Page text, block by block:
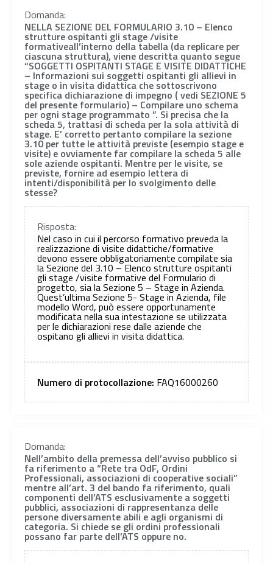
Domanda:
NELLA SEZIONE DEL FORMULARIO 3.10 – Elenco
strutture ospitanti gli stage /visite
formativeall’interno della tabella (da replicare per
ciascuna struttura), viene descritta quanto segue
“SOGGETTI OSPITANTI STAGE E VISITE DIDATTICHE
– Informazioni sui soggetti ospitanti gli allievi in
stage o in visita didattica che sottoscrivono
specifica dichiarazione di impegno ( vedi SEZIONE 5
del presente formulario) – Compilare uno schema
per ogni stage programmato ”. Si precisa che la
scheda 5, trattasi di scheda per la sola attività di
stage. E’ corretto pertanto compilare la sezione
3.10 per tutte le attività previste (esempio stage e
visite) e ovviamente far compilare la scheda 5 alle
sole aziende ospitanti. Mentre per le visite, se
previste, fornire ad esempio lettera di
intenti/disponibilità per lo svolgimento delle
stesse?
Risposta:
Nel caso in cui il percorso formativo preveda la
realizzazione di visite didattiche/formative
devono essere obbligatoriamente compilate sia
la Sezione del 3.10 – Elenco strutture ospitanti
gli stage /visite formative del Formulario di
progetto, sia la Sezione 5 – Stage in Azienda.
Quest’ultima Sezione 5- Stage in Azienda, file
modello Word, può essere opportunamente
modificata nella sua intestazione se utilizzata
per le dichiarazioni rese dalle aziende che
ospitano gli allievi in visita didattica.
Numero di protocollazione: FAQ16000260
Domanda:
Nell’ambito della premessa dell’avviso pubblico si
fa riferimento a “Rete tra OdF, Ordini
Professionali, associazioni di cooperative sociali”
mentre all’art. 3 del bando fa riferimento, quali
componenti dell’ATS esclusivamente a soggetti
pubblici, associazioni di rappresentanza delle
persone diversamente abili e agli organismi di
categoria. Si chiede se gli ordini professionali
possano far parte dell’ATS oppure no.